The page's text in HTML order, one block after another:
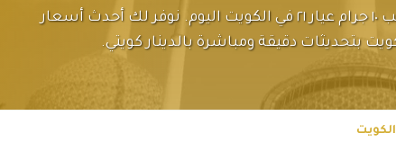
تابع سعر سبيكة الذهب ١٠ جرام عيار ٢١ في الكويت اليوم. نوفر لك أحدث أسعار
بتحديثات دقيقة ومباشرة بالدينار كويتي.